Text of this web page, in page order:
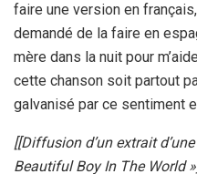
faire une version en
demandé de la faire en
mère dans la nuit pour
cette chanson soit partout
galvanisé par ce sentiment
[[Diffusion d’un extrait
Beautiful Boy In The World